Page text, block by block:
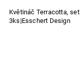
Květináč Terracotta, set
3ks|Esschert Design